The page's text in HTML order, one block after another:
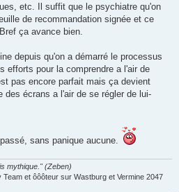
etc. Il suffit que le psychiatre qu'on
de recommandation signée et ce
ça avance bien.
depuis qu'on a démarré le processus
efforts pour la comprendre a l'air de
pas encore parfait mais ça devient
des écrans a l'air de se régler de lui-
sans panique aucune.
mythique." (Zeben)
et ôôôteur sur Wastburg et Vermine 2047